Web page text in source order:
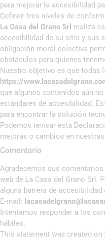
para mejorar la accesibilidad
Definen tres niveles de
La Casa del Grano Srl realiza
accesibilidad de su sitio y sus
obligación moral colectiva
obstáculos para quienes
Nuestro objetivo es que todas
https://
que algunos contenidos aún
estándares de accesibilidad.
para encontrar la solución
Podemos revisar esta
mejoras o cambios en
Comentario
Agradecemos sus
web de La Casa del Grano Srl.
alguna barrera de
E-mail:
Intentamos responder a los
hábiles.
This statement was created on